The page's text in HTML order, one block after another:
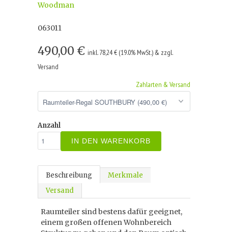
Woodman
063011
490,00 € inkl. 78,24 € (19.0% MwSt.) & zzgl.
Versand
Zahlarten & Versand
Anzahl
IN DEN WARENKORB
Beschreibung
Merkmale
Versand
Raumteiler sind bestens dafür geeignet,
einem großen offenen Wohnbereich